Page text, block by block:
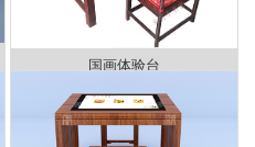
国画体验台